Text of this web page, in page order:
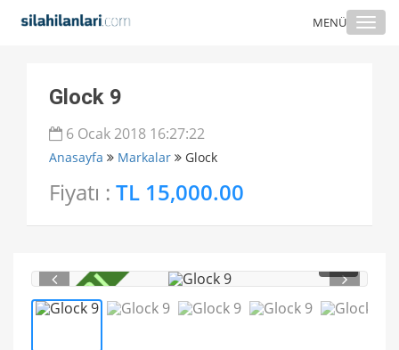
MENÜ
Glock 9
6 Ocak 2018 16:27:22
Anasayfa Markalar Glock
Fiyatı : TL 15,000.00
1/ 5